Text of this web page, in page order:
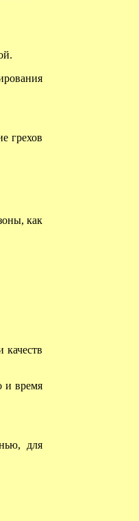
грехов
как
и время
для